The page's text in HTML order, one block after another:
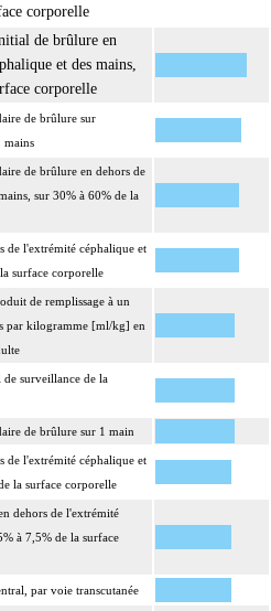
corporelle
de brûlure en
et des mains,
corporelle
de brûlure sur
mains
de brûlure en dehors de
sur 30% à 60% de la
de l'extrémité céphalique et
surface corporelle
de remplissage à un
par kilogramme [ml/kg] en
surveillance de la
de brûlure sur 1 main
de l'extrémité céphalique et
la surface corporelle
dehors de l'extrémité
à 7,5% de la surface
par voie transcutanée